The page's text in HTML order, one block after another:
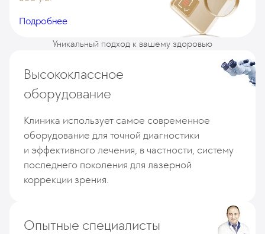
Подробнее
Уникальный подход к вашему здоровью
Высококлассное
оборудование
Клиника использует самое современное
оборудование для точной диагностики
и эффективного лечения, в частности, систему
последнего поколения для лазерной
коррекции зрения.
Опытные специалисты